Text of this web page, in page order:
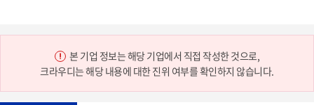
본 기업 정보는 해당 기업에서 직접 작성한 것으로,
크라우디는 해당 내용에 대한 진위 여부를 확인하지 않습니다.